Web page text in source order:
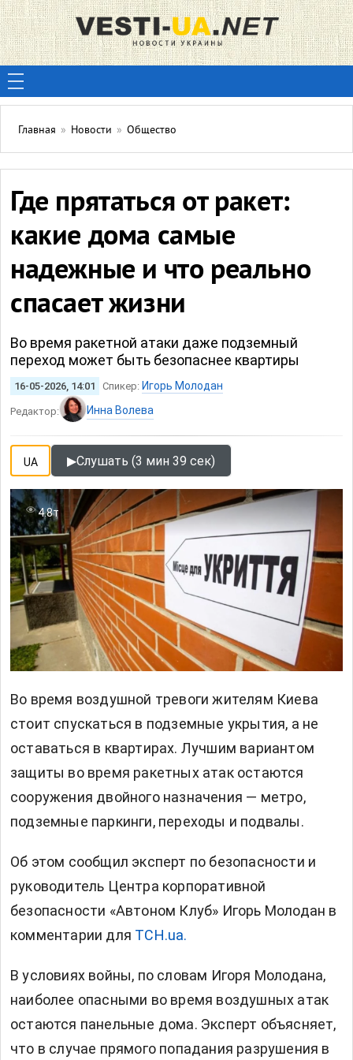
Главная » Новости » Общество
Где прятаться от ракет:
какие дома самые
надежные и что реально
спасает жизни
Во время ракетной атаки даже подземный
переход может быть безопаснее квартиры
16-05-2026, 14:01 Спикер: Игорь Молодан
Редактор: Инна Волева
UA ▶Слушать (3 мин 39 сек)
4.8т
Во время воздушной тревоги жителям Киева
стоит спускаться в подземные укрытия, а не
оставаться в квартирах. Лучшим вариантом
защиты во время ракетных атак остаются
сооружения двойного назначения — метро,
подземные паркинги, переходы и подвалы.
Об этом сообщил эксперт по безопасности и
руководитель Центра корпоративной
безопасности «Автоном Клуб» Игорь Молодан в
комментарии для ТСН.ua.
В условиях войны, по словам Игоря Молодана,
наиболее опасными во время воздушных атак
остаются панельные дома. Эксперт объясняет,
что в случае прямого попадания разрушения в